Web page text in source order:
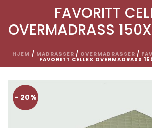
FAVORITT
OVERMADRASS
HJEM / MADRASSER / OVERMADRASSER /
FAVORITT CELLEX OVERMADRASS
- 20%